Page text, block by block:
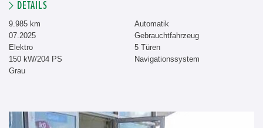
DETAILS
9.985 km
07.2025
Elektro
150 kW/204 PS
Grau
Automatik
Gebrauchtfahrzeug
5 Türen
Navigationssystem